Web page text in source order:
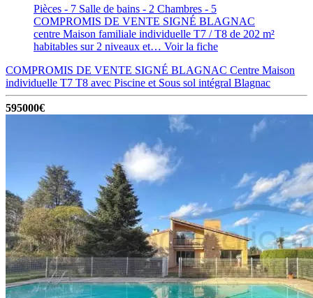
Pièces - 7 Salle de bains - 2 Chambres - 5
COMPROMIS DE VENTE SIGNÉ BLAGNAC
centre Maison familiale individuelle T7 / T8 de 202 m²
habitables sur 2 niveaux et… Voir la fiche
COMPROMIS DE VENTE SIGNÉ BLAGNAC Centre Maison
individuelle T7 T8 avec Piscine et Sous sol intégral Blagnac
595000€